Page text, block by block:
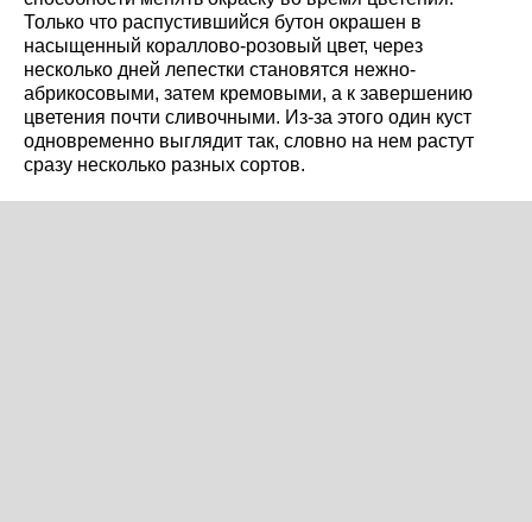
Только что распустившийся бутон окрашен в
насыщенный кораллово-розовый цвет, через
несколько дней лепестки становятся нежно-
абрикосовыми, затем кремовыми, а к завершению
цветения почти сливочными. Из-за этого один куст
одновременно выглядит так, словно на нем растут
сразу несколько разных сортов.